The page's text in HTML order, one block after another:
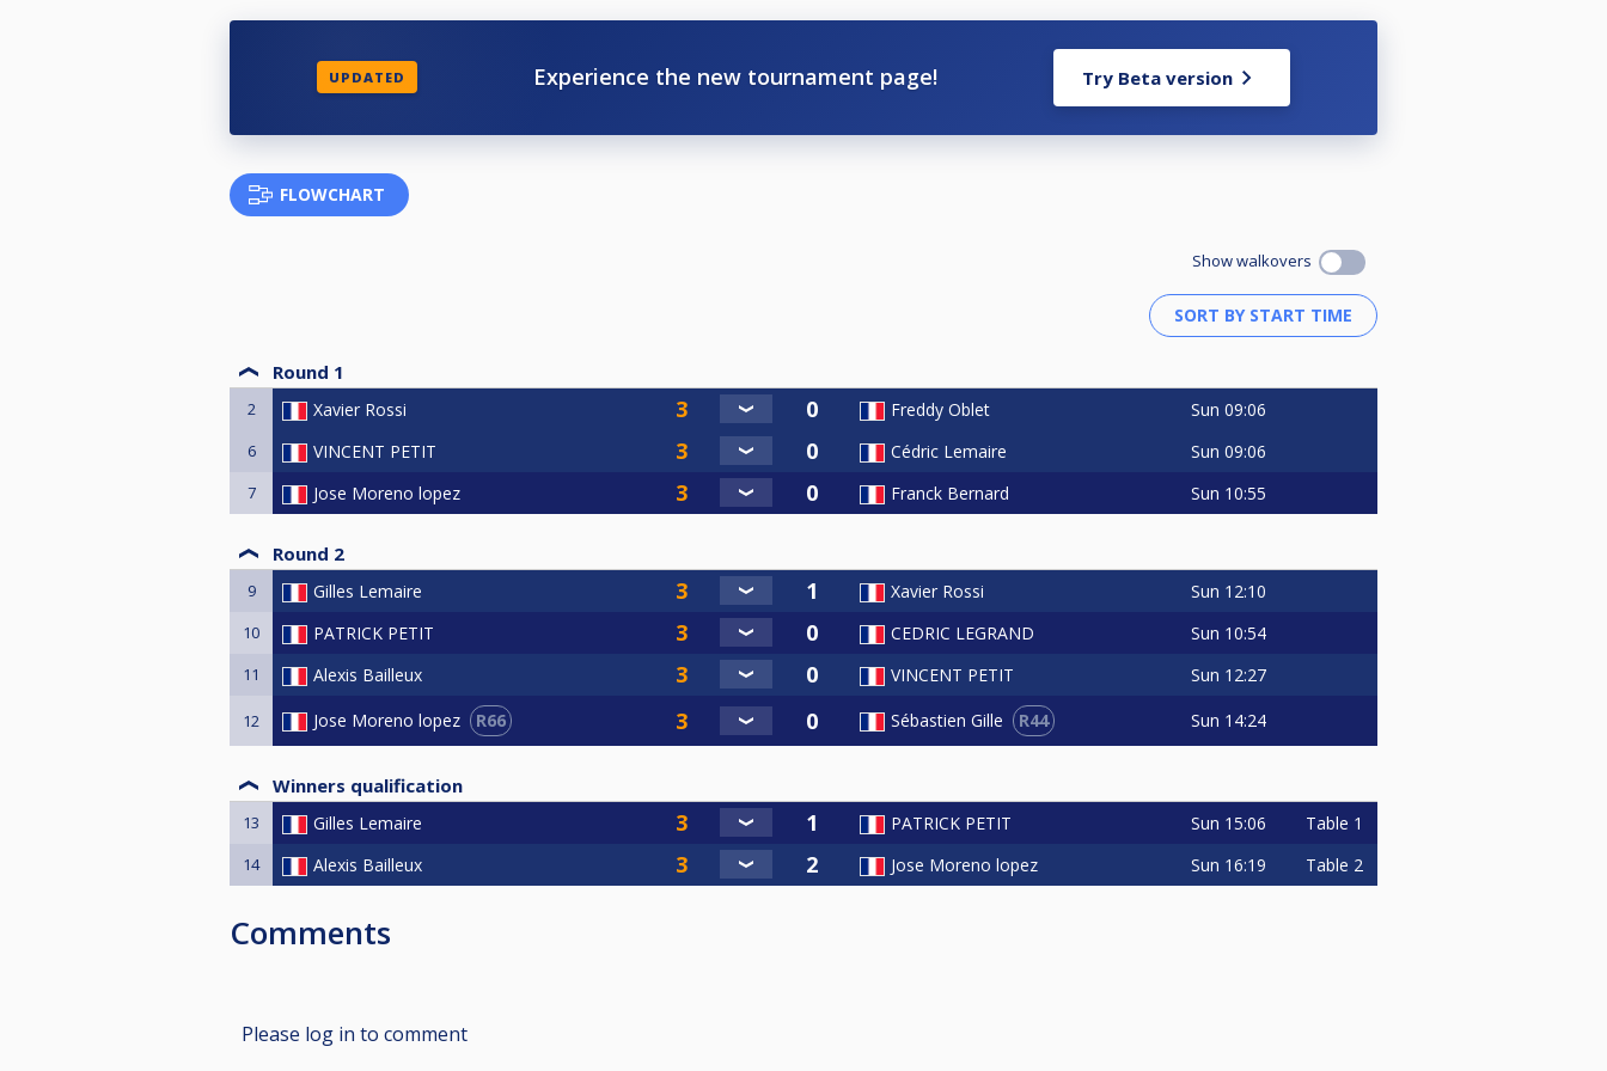
UPDATED Experience the new tournament page! Try Beta version
FLOWCHART
Show walkovers
Round 1
2 Xavier Rossi Freddy Oblet Sun 09:06
6 VINCENT PETIT Cédric Lemaire Sun 09:06
7 Jose Moreno lopez Franck Bernard Sun 10:55
Round 2
9 Gilles Lemaire Xavier Rossi Sun 12:10
10 PATRICK PETIT CEDRIC LEGRAND Sun 10:54
11 Alexis Bailleux VINCENT PETIT Sun 12:27
12 Jose Moreno lopez R66 Sébastien Gille R44 Sun 14:24
Winners qualification
13 Gilles Lemaire PATRICK PETIT Sun 15:06 Table 1
14 Alexis Bailleux Jose Moreno lopez Sun 16:19 Table 2
Comments
Please log in to comment